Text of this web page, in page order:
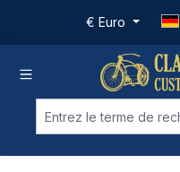
Passer au contenu principal
€ Euro